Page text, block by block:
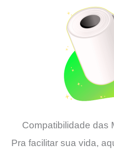
Compatibilidade das
Pra facilitar sua vida,